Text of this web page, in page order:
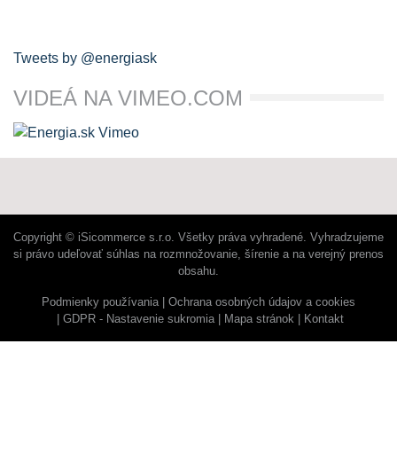
Tweets by @energiask
VIDEÁ NA VIMEO.COM
Copyright © iSicommerce s.r.o. Všetky práva vyhradené. Vyhradzujeme
si právo udeľovať súhlas na rozmnožovanie, šírenie a na verejný prenos
obsahu.
Podmienky používania
Ochrana osobných údajov a cookies
GDPR - Nastavenie sukromia
Mapa stránok Kontakt